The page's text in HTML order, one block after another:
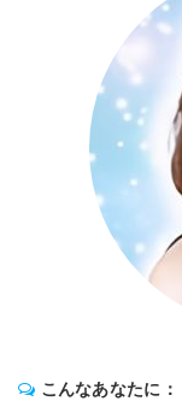
こんなあなたに：